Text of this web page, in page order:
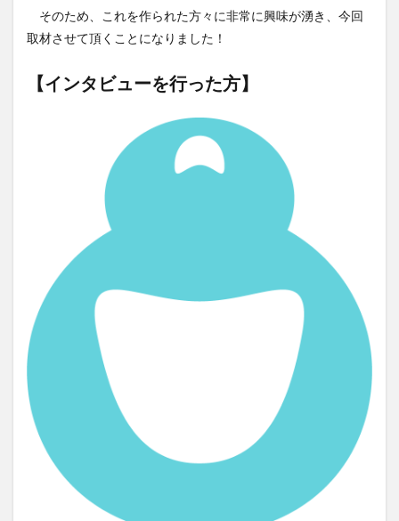
そのため、これを作られた方々に非常に興味が湧き、今回
取材させて頂くことになりました！
【インタビューを行った方】
スパワールド
ゼリー
ととのふコーラ
ともコーラ
ドリンク
ドリンクレビュー
イセカルダモンコーラ
カフェイン
インタビュー
ウィルキンソン
お肉 カカオニブ
カカオ生コーラ
カップヌードル
カルディドライクラフトコーラ
グリーンコーラ
コーラとハンバーガー
コーラの実
コカ・コーラ
クラフトコーラ